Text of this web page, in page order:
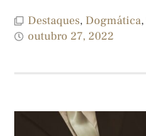
Destaques, Dogmática,
outubro 27, 2022